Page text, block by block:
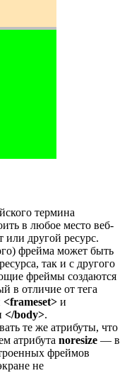
термина
в любое место веб-
другой ресурс.
фрейма может быть
так и с другого
фреймы создаются
в отличие от тега
<frameset> и
</body>.
те же атрибуты, что
атрибута noresize — в
фреймов
не